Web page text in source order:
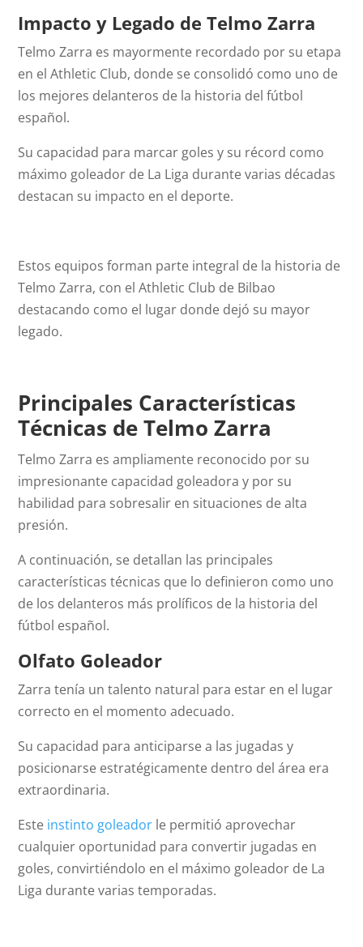
Impacto y Legado de Telmo Zarra
Telmo Zarra es mayormente recordado por su etapa
en el Athletic Club, donde se consolidó como uno de
los mejores delanteros de la historia del fútbol
español.
Su capacidad para marcar goles y su récord como
máximo goleador de La Liga durante varias décadas
destacan su impacto en el deporte.
Estos equipos forman parte integral de la historia de
Telmo Zarra, con el Athletic Club de Bilbao
destacando como el lugar donde dejó su mayor
legado.
Principales Características
Técnicas de Telmo Zarra
Telmo Zarra es ampliamente reconocido por su
impresionante capacidad goleadora y por su
habilidad para sobresalir en situaciones de alta
presión.
A continuación, se detallan las principales
características técnicas que lo definieron como uno
de los delanteros más prolíficos de la historia del
fútbol español.
Olfato Goleador
Zarra tenía un talento natural para estar en el lugar
correcto en el momento adecuado.
Su capacidad para anticiparse a las jugadas y
posicionarse estratégicamente dentro del área era
extraordinaria.
Este instinto goleador le permitió aprovechar
cualquier oportunidad para convertir jugadas en
goles, convirtiéndolo en el máximo goleador de La
Liga durante varias temporadas.